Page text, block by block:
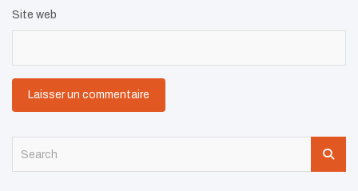
Site web